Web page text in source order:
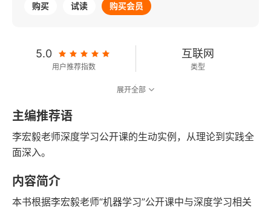
购买 试读 购买会员
5.0
用户推荐指数
互联网
类型
227千字
字数
2024-08-01
发行日期
展开全部
主编推荐语
李宏毅老师深度学习公开课的生动实例，从理论到实践全
面深入。
内容简介
本书根据李宏毅老师“机器学习”公开课中与深度学习相关